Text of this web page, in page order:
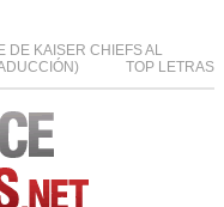
DE KAISER CHIEFS AL
TOP LETRAS